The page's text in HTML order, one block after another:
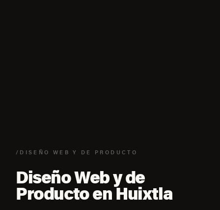
/DISEÑO WEB Y DE PRODUCTO
Diseño Web y de
Producto en Huixtla